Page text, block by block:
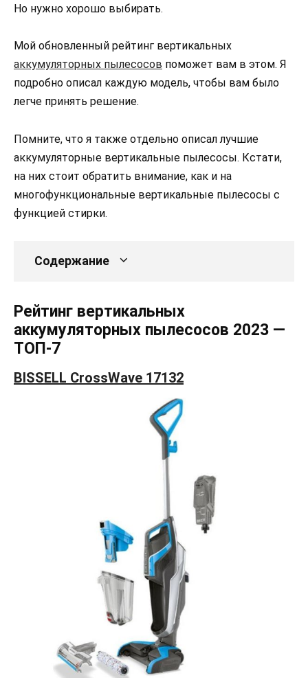
Но нужно хорошо выбирать.
Мой обновленный рейтинг вертикальных
аккумуляторных пылесосов поможет вам в этом. Я
подробно описал каждую модель, чтобы вам было
легче принять решение.
Помните, что я также отдельно описал лучшие
аккумуляторные вертикальные пылесосы. Кстати,
на них стоит обратить внимание, как и на
многофункциональные вертикальные пылесосы с
функцией стирки.
Содержание
Рейтинг вертикальных
аккумуляторных пылесосов 2023 —
ТОП-7
BISSELL CrossWave 17132